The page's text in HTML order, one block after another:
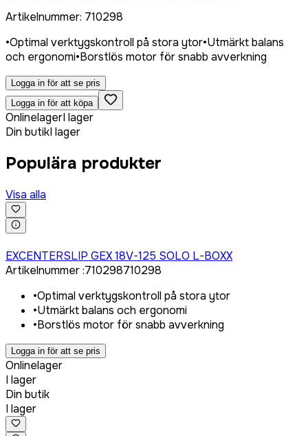
Artikelnummer: 710298
•Optimal verktygskontroll på stora ytor•Utmärkt balans
och ergonomi•Borstlös motor för snabb avverkning
Logga in för att se pris
Logga in för att köpa
OnlinelagerI lager
Din butikI lager
Populära produkter
Visa alla
EXCENTERSLIP GEX 18V-125 SOLO L-BOXX
Artikelnummer:710298710298
•Optimal verktygskontroll på stora ytor
•Utmärkt balans och ergonomi
•Borstlös motor för snabb avverkning
Logga in för att se pris
Onlinelager
I lager
Din butik
I lager